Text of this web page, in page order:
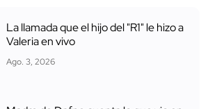
La llamada que el hijo del "R1" le hizo a
Valeria en vivo
Ago. 3, 2026